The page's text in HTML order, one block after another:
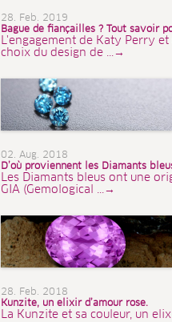
28. Feb. 2019
Bague de fiançailles ? Tout savoir
L'engagement de Katy Perry
choix du design de ...→
02. Aug. 2018
D’où proviennent les Diamants
Les Diamants bleus ont une
GIA (Gemological ...→
28. Feb. 2018
Kunzite, un elixir d’amour rose.
La Kunzite et sa couleur, un